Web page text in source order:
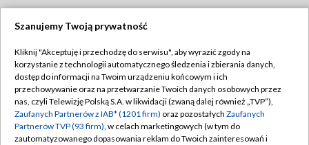
TVP
Abonament TVP
Emisja w TVP
Centrum informacji TVP
Regulamin TVP
Polityka prywatności
Moje zgody
Szanujemy Twoją prywatność
Kliknij "Akceptuję i przechodzę do serwisu", aby wyrazić zgody na
korzystanie z technologii automatycznego śledzenia i zbierania danych,
dostęp do informacji na Twoim urządzeniu końcowym i ich
przechowywanie oraz na przetwarzanie Twoich danych osobowych przez
nas, czyli Telewizję Polską S.A. w likwidacji (zwaną dalej również „TVP”),
Zaufanych Partnerów z IAB* (1201 firm) oraz pozostałych Zaufanych
Partnerów TVP (93 firm), w celach marketingowych (w tym do
zautomatyzowanego dopasowania reklam do Twoich zainteresowań i